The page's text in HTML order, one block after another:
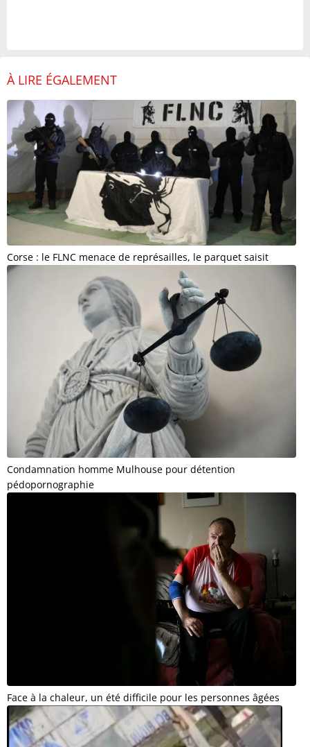
À LIRE ÉGALEMENT
Corse : le FLNC menace de représailles, le parquet saisit
Condamnation homme Mulhouse pour détention
pédopornographie
Face à la chaleur, un été difficile pour les personnes âgées